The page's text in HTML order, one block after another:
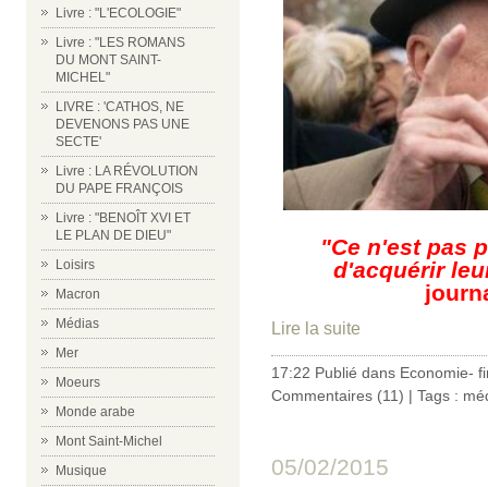
Livre : "L'ECOLOGIE"
Livre : "LES ROMANS
DU MONT SAINT-
MICHEL"
LIVRE : 'CATHOS, NE
DEVENONS PAS UNE
SECTE'
Livre : LA RÉVOLUTION
DU PAPE FRANÇOIS
Livre : "BENOÎT XVI ET
LE PLAN DE DIEU"
Loisirs
Macron
Médias
Mer
Moeurs
Monde arabe
Mont Saint-Michel
Musique
"Ce n'est pas
d'acquérir
Lire la suite
17:22 Publié dans Economie-
Commentaires (11) | Tags :
05/02/2015